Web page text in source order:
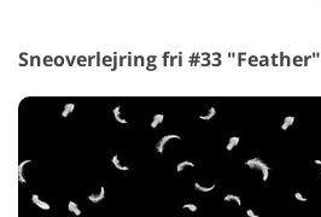
Sneoverlejring fri #33 "Feather"